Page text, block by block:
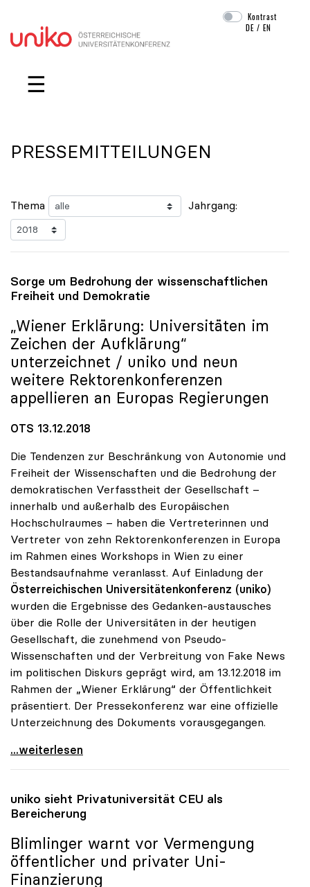
Navigation überspringen
Kontrast
DE /EN
☰
PRESSEMITTEILUNGEN
Thema Jahrgang:
Sorge um Bedrohung der wissenschaftlichen
Freiheit und Demokratie
„Wiener Erklärung: Universitäten im
Zeichen der Aufklärung“
unterzeichnet / uniko und neun
weitere Rektorenkonferenzen
appellieren an Europas Regierungen
OTS 13.12.2018
Die Tendenzen zur Beschränkung von Autonomie und
Freiheit der Wissenschaften und die Bedrohung der
demokratischen Verfasstheit der Gesellschaft –
innerhalb und außerhalb des Europäischen
Hochschulraumes – haben die Vertreterinnen und
Vertreter von zehn Rektorenkonferenzen in Europa
im Rahmen eines Workshops in Wien zu einer
Bestandsaufnahme veranlasst. Auf Einladung der
Österreichischen Universitätenkonferenz (uniko)
wurden die Ergebnisse des Gedanken-austausches
über die Rolle der Universitäten in der heutigen
Gesellschaft, die zunehmend von Pseudo-
Wissenschaften und der Verbreitung von Fake News
im politischen Diskurs geprägt wird, am 13.12.2018 im
Rahmen der „Wiener Erklärung“ der Öffentlichkeit
präsentiert. Der Pressekonferenz war eine offizielle
Unterzeichnung des Dokuments vorausgegangen.
Sorge um Bedrohung der wissenschaftlichen Freiheit
...weiterlesen
uniko sieht Privatuniversität CEU als
Bereicherung
Blimlinger warnt vor Vermengung
öffentlicher und privater Uni-
Finanzierung